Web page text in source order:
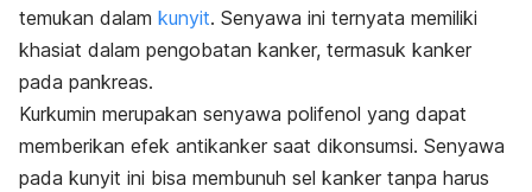
temukan dalam kunyit. Senyawa ini ternyata memiliki
khasiat dalam pengobatan kanker, termasuk kanker
pada pankreas.
Kurkumin merupakan senyawa polifenol yang dapat
memberikan efek antikanker saat dikonsumsi. Senyawa
pada kunyit ini bisa membunuh sel kanker tanpa harus